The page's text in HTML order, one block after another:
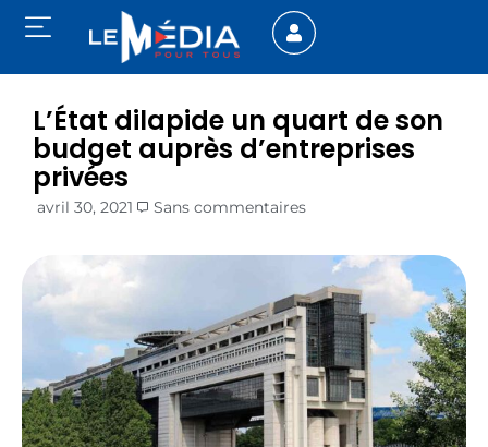
L’État dilapide un quart de son
budget auprès d’entreprises
privées
avril 30, 2021 Sans commentaires